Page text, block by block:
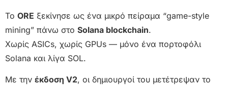
Το ORE ξεκίνησε ως ένα μικρό πείραμα “game-style
mining” πάνω στο Solana blockchain.
Χωρίς ASICs, χωρίς GPUs — μόνο ένα πορτοφόλι
Solana και λίγα SOL.
Με την έκδοση V2, οι δημιουργοί του μετέτρεψαν το